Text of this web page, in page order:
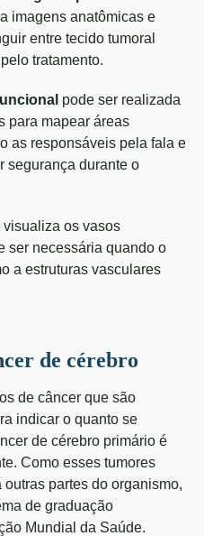
imagens anatômicas e
entre tecido tumoral
tratamento.
pode ser realizada
para mapear áreas
as responsáveis pela fala e
segurança durante o
visualiza os vasos
ser necessária quando o
a estruturas vasculares
de cérebro
de câncer que são
indicar o quanto se
de cérebro primário é
Como esses tumores
partes do organismo,
de graduação
Mundial da Saúde.